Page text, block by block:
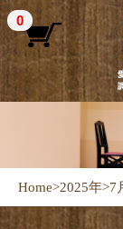
0
Home>2025年>7